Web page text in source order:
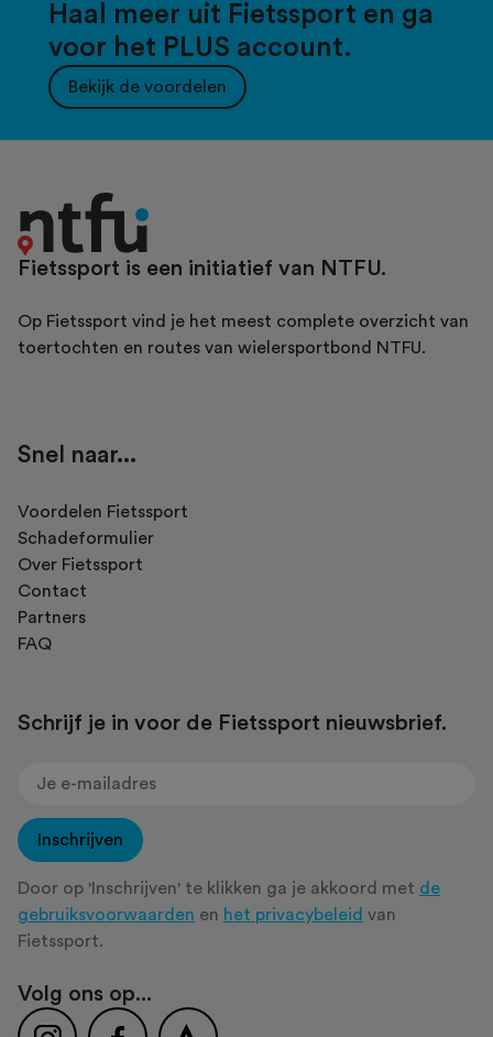
Haal meer uit Fietssport en ga
voor het PLUS account.
Bekijk de voordelen
Fietssport is een initiatief van NTFU.
Op Fietssport vind je het meest complete overzicht van
toertochten en routes van wielersportbond NTFU.
Snel naar...
Voordelen Fietssport
Schadeformulier
Over Fietssport
Contact
Partners
FAQ
Schrijf je in voor de Fietssport nieuwsbrief.
Inschrijven
Door op 'Inschrijven' te klikken ga je akkoord met de
gebruiksvoorwaarden en het privacybeleid van
Fietssport.
Volg ons op...